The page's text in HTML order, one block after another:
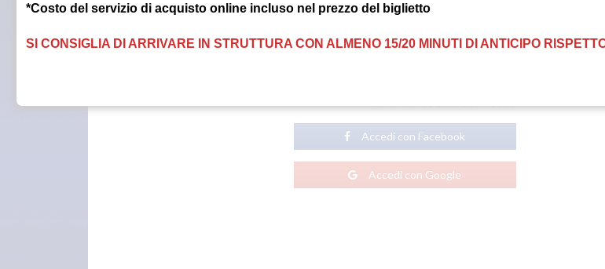
*Costo del servizio di acquisto online incluso nel prezzo del biglietto
SI CONSIGLIA DI ARRIVARE IN STRUTTURA CON ALMENO 15/20 MINUTI DI ANTICIPO